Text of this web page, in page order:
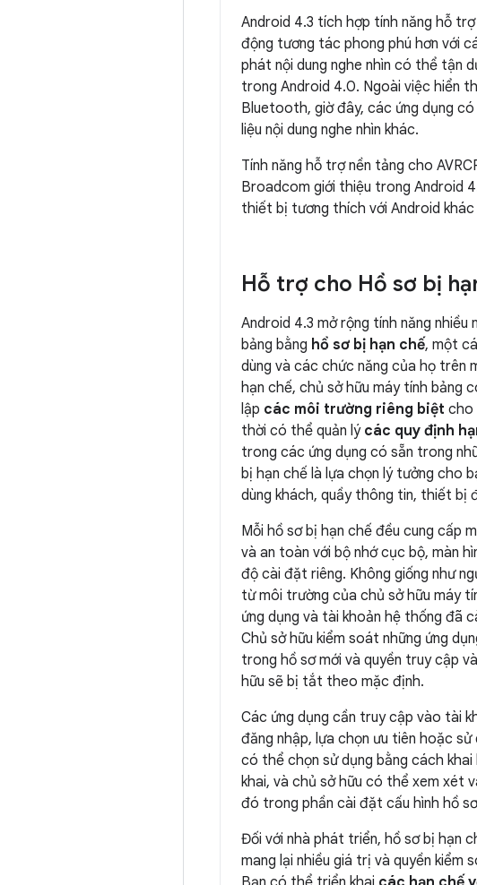
Android 4.3 tích hợp tính năng hỗ trợ
động tương tác phong phú hơn với
phát nội dung nghe nhìn có thể tận
trong Android 4.0. Ngoài việc hiển
Bluetooth, giờ đây, các ứng dụng
liệu nội dung nghe nhìn khác.
Tính năng hỗ trợ nền tảng cho
Broadcom giới thiệu trong Android
thiết bị tương thích với Android khác
Hỗ trợ cho Hồ sơ bị
Android 4.3 mở rộng tính năng nhiều
bảng bằng hồ sơ bị hạn chế, một
dùng và các chức năng của họ trên
hạn chế, chủ sở hữu máy tính bảng
lập các môi trường riêng biệt cho
thời có thể quản lý các quy định
trong các ứng dụng có sẵn trong
bị hạn chế là lựa chọn lý tưởng cho
dùng khách, quầy thông tin, thiết bị
Mỗi hồ sơ bị hạn chế đều cung cấp
và an toàn với bộ nhớ cục bộ, màn
độ cài đặt riêng. Không giống như
từ môi trường của chủ sở hữu máy
ứng dụng và tài khoản hệ thống đã
Chủ sở hữu kiểm soát những ứng
trong hồ sơ mới và quyền truy cập
hữu sẽ bị tắt theo mặc định.
Các ứng dụng cần truy cập vào tài
đăng nhập, lựa chọn ưu tiên hoặc
có thể chọn sử dụng bằng cách
khai, và chủ sở hữu có thể xem xét
đó trong phần cài đặt cấu hình hồ
Đối với nhà phát triển, hồ sơ bị hạn
mang lại nhiều giá trị và quyền kiểm